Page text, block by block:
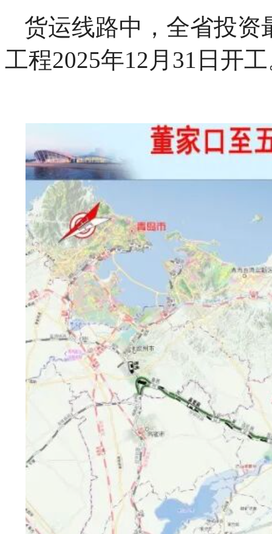
货运线路中，全省投
工程2025年12月31日开